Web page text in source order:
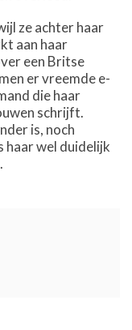
ze achter haar
aan haar
een Britse
er vreemde e-
die haar
schrijft.
is, noch
haar wel duidelijk